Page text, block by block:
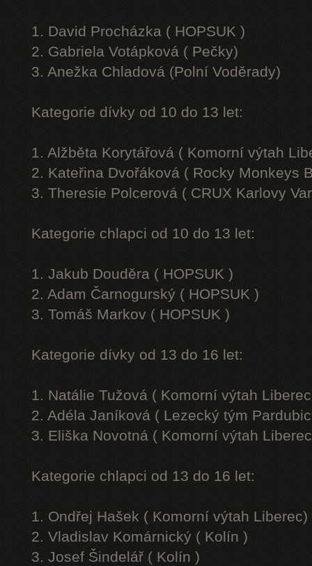
1. David Procházka ( HOPSUK )
2. Gabriela Votápková ( Pečky)
3. Anežka Chladová (Polní Voděrady)
Kategorie dívky od 10 do 13 let:
1. Alžběta Korytářová ( Komorní výtah
2. Kateřina Dvořáková ( Rocky Monkeys
3. Theresie Polcerová ( CRUX Karlovy
Kategorie chlapci od 10 do 13 let:
1. Jakub Douděra ( HOPSUK )
2. Adam Čarnogurský ( HOPSUK )
3. Tomáš Markov ( HOPSUK )
Kategorie dívky od 13 do 16 let:
1. Natálie Tužová ( Komorní výtah
2. Adéla Janíková ( Lezecký tým
3. Eliška Novotná ( Komorní výtah
Kategorie chlapci od 13 do 16 let:
1. Ondřej Hašek ( Komorní výtah Liberec)
2. Vladislav Komárnický ( Kolín )
3. Josef Šindelář ( Kolín )